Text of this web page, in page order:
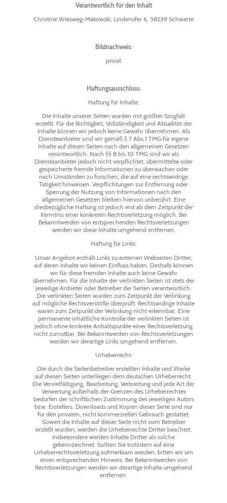
Verantwortlich für den Inhalt
Christine Wiesweg-Makowski, Lindenufer 6, 58239 Schwerte
Bildnachweis:
privat
Haftungsausschluss:
Haftung für Inhalte:
Die Inhalte unserer Seiten wurden mit größter Sorgfalt
erstellt. Für die Richtigkeit, Vollständigkeit und Aktualität der
Inhalte können wir jedoch keine Gewähr übernehmen. Als
Diensteanbieter sind wir gemäß § 7 Abs.1 TMG für eigene
Inhalte auf diesen Seiten nach den allgemeinen Gesetzen
verantwortlich. Nach §§ 8 bis 10 TMG sind wir als
Diensteanbieter jedoch nicht verpflichtet, übermittelte oder
gespeicherte fremde Informationen zu überwachen oder
nach Umständen zu forschen, die auf eine rechtswidrige
Tätigkeit hinweisen. Verpflichtungen zur Entfernung oder
Sperrung der Nutzung von Informationen nach den
allgemeinen Gesetzen bleiben hiervon unberührt. Eine
diesbezügliche Haftung ist jedoch erst ab dem Zeitpunkt der
Kenntnis einer konkreten Rechtsverletzung möglich. Bei
Bekanntwerden von entsprechenden Rechtsverletzungen
werden wir diese Inhalte umgehend entfernen.
Haftung für Links:
Unser Angebot enthält Links zu externen Webseiten Dritter,
auf deren Inhalte wir keinen Einfluss haben. Deshalb können
wir für diese fremden Inhalte auch keine Gewähr
übernehmen. Für die Inhalte der verlinkten Seiten ist stets der
jeweilige Anbieter oder Betreiber der Seiten verantwortlich.
Die verlinkten Seiten wurden zum Zeitpunkt der Verlinkung
auf mögliche Rechtsverstöße überprüft. Rechtswidrige Inhalte
waren zum Zeitpunkt der Verlinkung nicht erkennbar. Eine
permanente inhaltliche Kontrolle der verlinkten Seiten ist
jedoch ohne konkrete Anhaltspunkte einer Rechtsverletzung
nicht zumutbar. Bei Bekanntwerden von Rechtsverletzungen
werden wir derartige Links umgehend entfernen.
Urheberrecht:
Die durch die Seitenbetreiber erstellten Inhalte und Werke
auf diesen Seiten unterliegen dem deutschen Urheberrecht.
Die Vervielfältigung, Bearbeitung, Verbreitung und jede Art der
Verwertung außerhalb der Grenzen des Urheberrechtes
bedürfen der schriftlichen Zustimmung des jeweiligen Autors
bzw. Erstellers. Downloads und Kopien dieser Seite sind nur
für den privaten, nicht kommerziellen Gebrauch gestattet.
Soweit die Inhalte auf dieser Seite nicht vom Betreiber
erstellt wurden, werden die Urheberrechte Dritter beachtet.
Insbesondere werden Inhalte Dritter als solche
gekennzeichnet. Sollten Sie trotzdem auf eine
Urheberrechtsverletzung aufmerksam werden, bitten wir um
einen entsprechenden Hinweis. Bei Bekanntwerden von
Rechtsverletzungen werden wir derartige Inhalte umgehend
entfernen.